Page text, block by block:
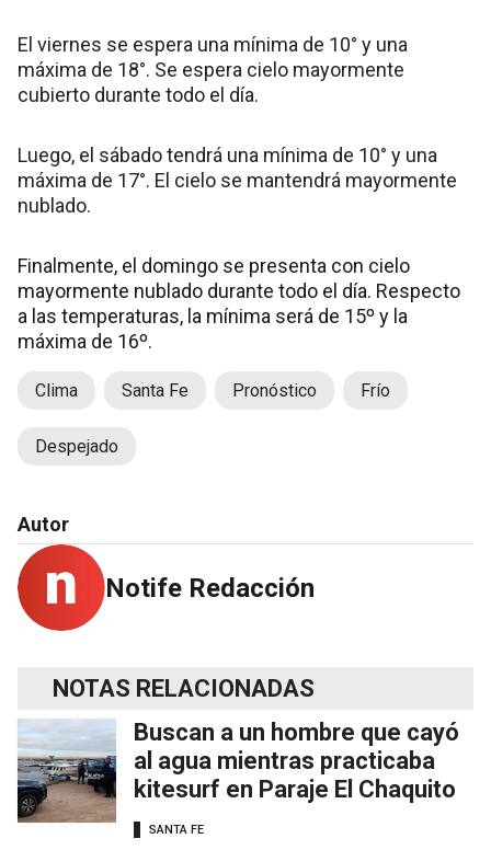
El viernes se espera una mínima de 10° y una
máxima de 18°. Se espera cielo mayormente
cubierto durante todo el día.
Luego, el sábado tendrá una mínima de 10° y una
máxima de 17°. El cielo se mantendrá mayormente
nublado.
Finalmente, el domingo se presenta con cielo
mayormente nublado durante todo el día. Respecto
a las temperaturas, la mínima será de 15º y la
máxima de 16º.
Clima Santa Fe Pronóstico Frío
Despejado
Autor
Notife Redacción
NOTAS RELACIONADAS
Buscan a un hombre que cayó
al agua mientras practicaba
kitesurf en Paraje El Chaquito
SANTA FE